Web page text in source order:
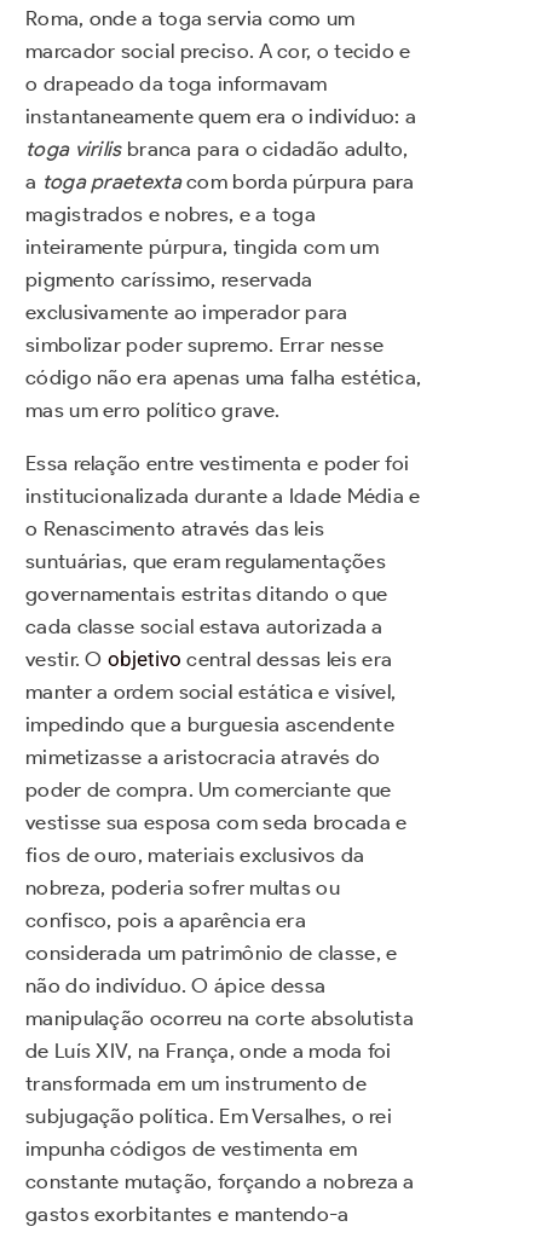
Roma, onde a toga servia como um
marcador social preciso. A cor, o tecido e
o drapeado da toga informavam
instantaneamente quem era o indivíduo: a
toga virilisbranca para o cidadão adulto,
a toga praetextacom borda púrpura para
magistrados e nobres, e a toga
inteiramente púrpura, tingida com um
pigmento caríssimo, reservada
exclusivamente ao imperador para
simbolizar poder supremo. Errar nesse
código não era apenas uma falha estética,
mas um erro político grave.
Essa relação entre vestimenta e poder foi
institucionalizada durante a Idade Média e
o Renascimento através das leis
suntuárias, que eram regulamentações
governamentais estritas ditando o que
cada classe social estava autorizada a
vestir. O objetivo central dessas leis era
manter a ordem social estática e visível,
impedindo que a burguesia ascendente
mimetizasse a aristocracia através do
poder de compra. Um comerciante que
vestisse sua esposa com seda brocada e
fios de ouro, materiais exclusivos da
nobreza, poderia sofrer multas ou
confisco, pois a aparência era
considerada um patrimônio de classe, e
não do indivíduo. O ápice dessa
manipulação ocorreu na corte absolutista
de Luís XIV, na França, onde a moda foi
transformada em um instrumento de
subjugação política. Em Versalhes, o rei
impunha códigos de vestimenta em
constante mutação, forçando a nobreza a
gastos exorbitantes e mantendo-a